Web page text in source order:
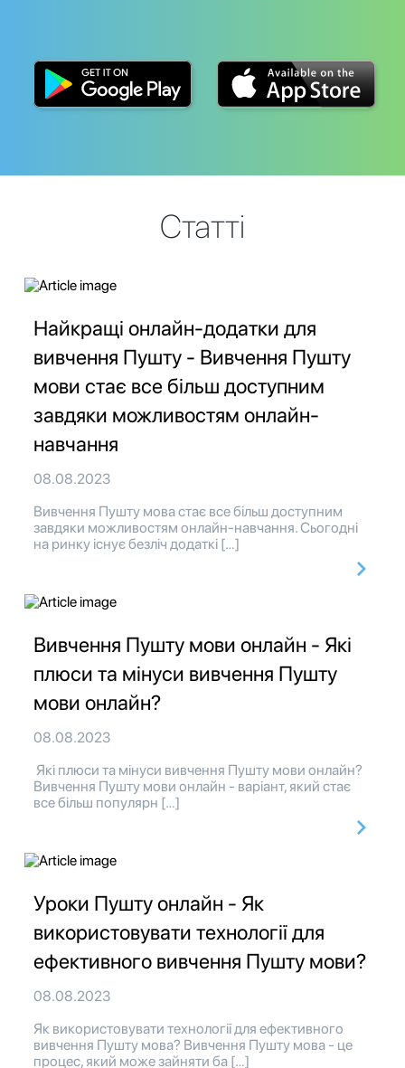
Статті
Найкращі онлайн-додатки для
вивчення Пушту - Вивчення Пушту
мови стає все більш доступним
завдяки можливостям онлайн-
навчання
08.08.2023
Вивчення Пушту мова стає все більш доступним
завдяки можливостям онлайн-навчання. Сьогодні
на ринку існує безліч додаткі […]
Вивчення Пушту мови онлайн - Які
плюси та мінуси вивчення Пушту
мови онлайн?
08.08.2023
Які плюси та мінуси вивчення Пушту мови онлайн?
Вивчення Пушту мови онлайн - варіант, який стає
все більш популярн […]
Уроки Пушту онлайн - Як
використовувати технології для
ефективного вивчення Пушту мови?
08.08.2023
Як використовувати технології для ефективного
вивчення Пушту мова? Вивчення Пушту мова - це
процес, який може зайняти ба […]